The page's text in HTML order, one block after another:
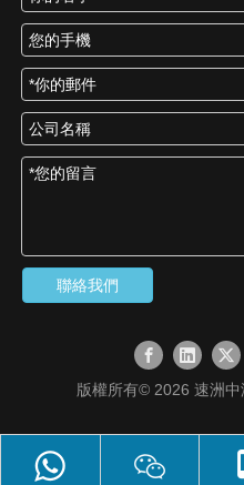
聯絡我們
版權所有© 2026 速洲